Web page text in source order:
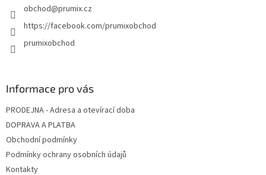
obchod@prumix.cz
https://facebook.com/prumixobchod
prumixobchod
Informace pro vás
PRODEJNA - Adresa a otevírací doba
DOPRAVA A PLATBA
Obchodní podmínky
Podmínky ochrany osobních údajů
Kontakty